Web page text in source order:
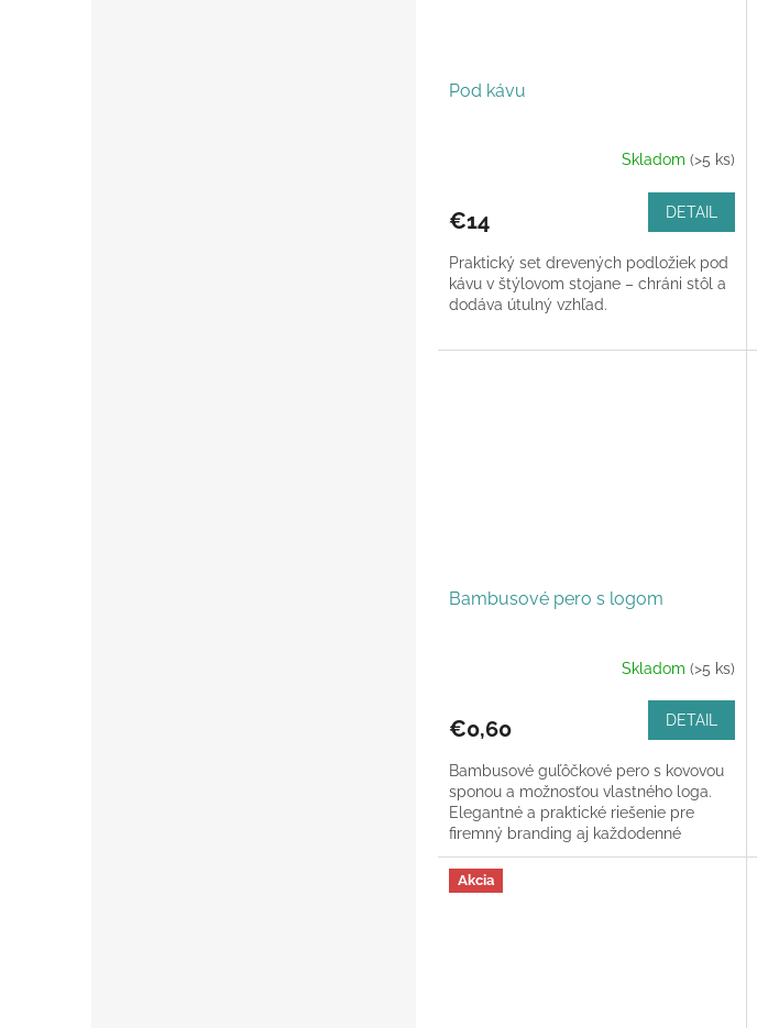
Pod kávu
Skladom (>5 ks)
€14 DETAIL
Praktický set drevených podložiek pod
kávu v štýlovom stojane – chráni stôl a
dodáva útulný vzhľad.
Bambusové pero s logom
Skladom (>5 ks)
€0,60 DETAIL
Bambusové guľôčkové pero s kovovou
sponou a možnosťou vlastného loga.
Elegantné a praktické riešenie pre
firemný branding aj každodenné
použitie.
Akcia